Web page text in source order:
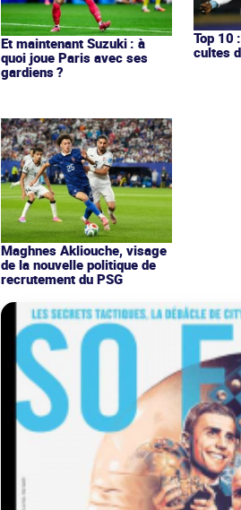
Et maintenant Suzuki : à
quoi joue Paris avec ses
gardiens ?
Top 10
cultes
Maghnes Akliouche, visage
de la nouvelle politique de
recrutement du PSG